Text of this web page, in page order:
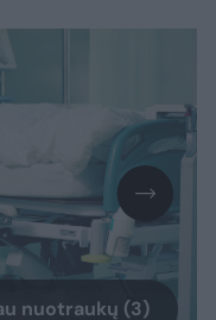
nuotraukų (3)